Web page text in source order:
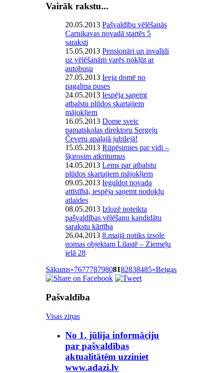
Vairāk rakstu...
20.05.2013Pašvaldību vēlēšanās
Carnikavas novadā startēs 5
saraksti
15.05.2013Pensionāri un invalīdi
uz vēlēšanām varēs nokļūt ar
autobusu
27.05.2013Ieeja domē no
pagalma puses
24.05.2013Iespēja saņemt
atbalstu plūdos skartajiem
mājokļiem
16.05.2013Dome sveic
pamatskolas direktoru Sergeju
Čeveru apaļajā jubilejā!
15.05.2013Rūpēsimies par vidi –
šķirosim atkritumus
14.05.2013Lems par atbalstu
plūdos skartajiem mājokļiem
09.05.2013Ieguldot novada
attīstībā, iespēja saņemt nodokļu
atlaides
08.05.2013Izlozē noteikta
pašvaldības vēlēšanu kandidātu
sarakstu kārtība
26.04.20138.maijā notiks izsole
nomas objektam Lilastē – Ziemeļu
ielā 28
Sākums«76777879808182838485»Beigas
Pašvaldība
Visas ziņas
No 1. jūlija informāciju
par pašvaldības
aktualitātēm uzziniet
www.adazi.lv